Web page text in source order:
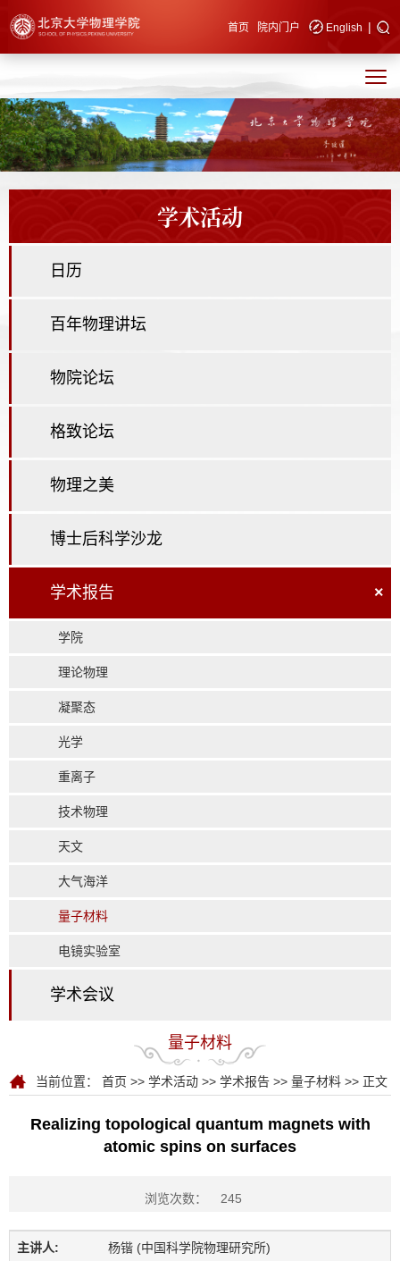
快速导航 首页 院内门户 English |
学术活动
日历
百年物理讲坛
物院论坛
格致论坛
物理之美
博士后科学沙龙
学术报告 ×
学院
理论物理
凝聚态
光学
重离子
技术物理
天文
大气海洋
量子材料
电镜实验室
学术会议
量子材料
当前位置： 首页 >> 学术活动 >> 学术报告 >> 量子材料 >> 正文
Realizing topological quantum magnets with
atomic spins on surfaces
浏览次数： 245
主讲人: 杨锴 (中国科学院物理研究所)